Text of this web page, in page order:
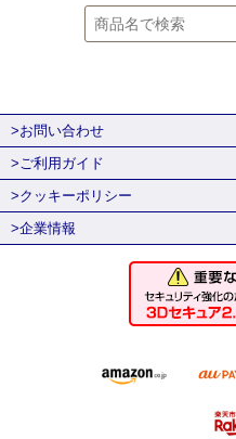
>お問い合わせ
>ご利用ガイド
>クッキーポリシー
>企業情報